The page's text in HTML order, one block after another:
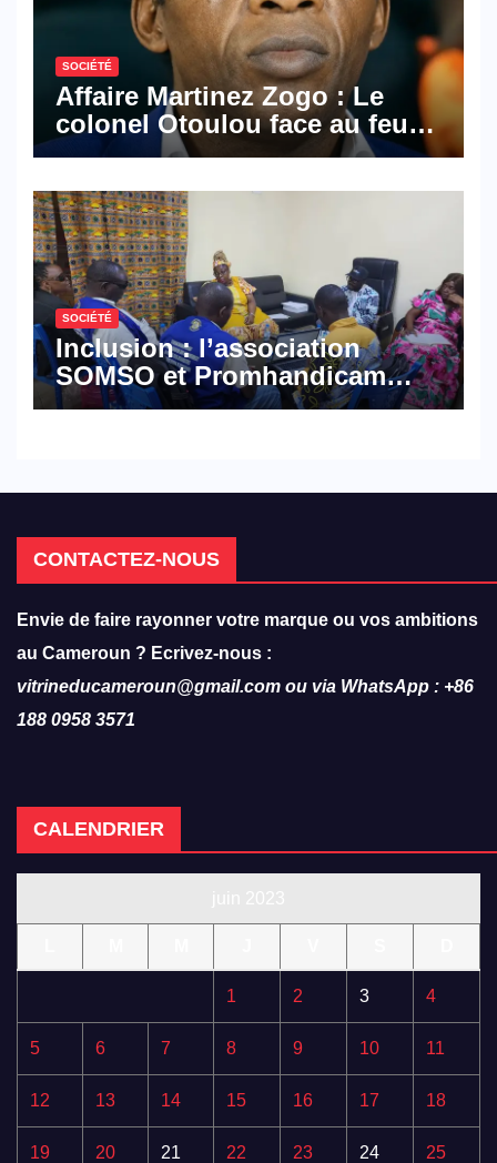
SOCIÉTÉ
Affaire Martinez Zogo : Le
colonel Otoulou face au feu
croisé des avocats de la
SOCIÉTÉ
Inclusion : l’association
SOMSO et Promhandicam
militent en faveur d’une
CONTACTEZ-NOUS
Envie de faire rayonner votre marque ou vos ambitions
au Cameroun ? Ecrivez-nous :
vitrineducameroun@gmail.com ou via WhatsApp : +86
188 0958 3571
CALENDRIER
1 2 3 4
5 6 7 8 9 10 11
12 13 14 15 16 17 18
19 20 21 22 23 24 25